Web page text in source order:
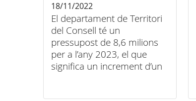
El departament de Territori
del Consell té un
pressupost de 8,6 milions
per a l’any 2023, el que
significa un increment d’un
18/11/2022